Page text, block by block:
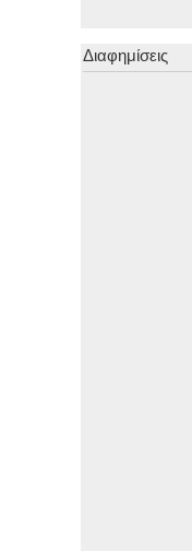
Διαφημίσεις